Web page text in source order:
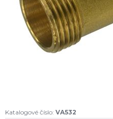
Katalogové číslo: VA532